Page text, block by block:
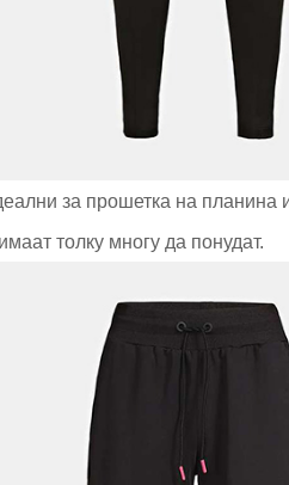
за прошетка на планина
толку многу да понудат.